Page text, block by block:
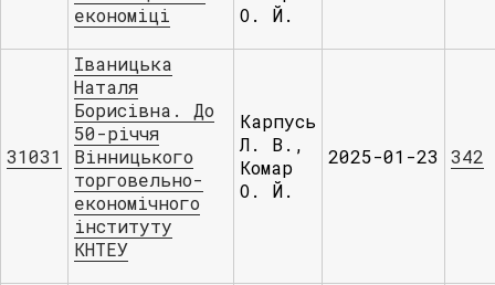
економіці
О. Й.
31031
Іваницька
Наталя
Борисівна. До
50-річчя
Вінницького
торговельно-
економічного
інституту
КНТЕУ
Карпусь
Л. В.,
Комар
О. Й.
2025-01-23 342